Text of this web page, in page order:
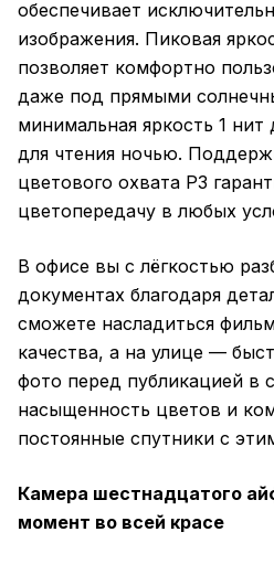
обеспечивает
изображения. Пиковая
позволяет комфортно
даже под прямыми
минимальная яркость 1
для чтения ночью.
цветового охвата P3
цветопередачу в любых
В офисе вы с лёгкостью
документах благодаря
сможете насладиться
качества, а на улице —
фото перед публикацией в
насыщенность цветов и
постоянные спутники с
Камера шестнадцатого
момент во всей красе